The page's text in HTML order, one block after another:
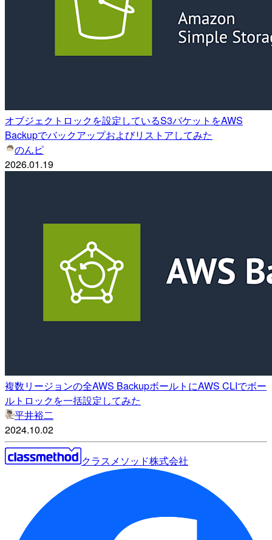
オブジェクトロックを設定しているS3バケットをAWS
Backupでバックアップおよびリストアしてみた
のんピ
2026.01.19
複数リージョンの全AWS BackupボールトにAWS CLIでボー
ルトロックを一括設定してみた
平井裕二
2024.10.02
クラスメソッド株式会社